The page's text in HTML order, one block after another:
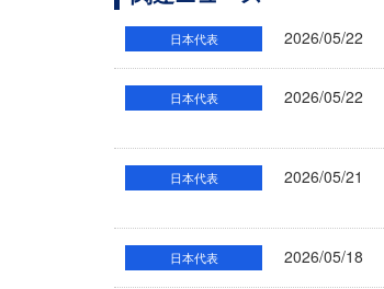
日本代表 2026/05/22
日本代表 2026/05/22
日本代表 2026/05/21
日本代表 2026/05/18